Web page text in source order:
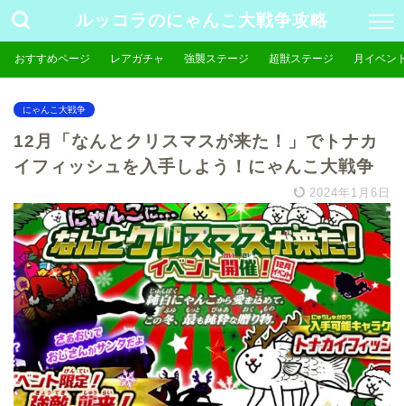
ルッコラのにゃんこ大戦争攻略
おすすめページ レアガチャ 強襲ステージ 超獣ステージ 月イベン
にゃんこ大戦争
12月「なんとクリスマスが来た！」でトナカ
イフィッシュを入手しよう！にゃんこ大戦争
2024年1月6日